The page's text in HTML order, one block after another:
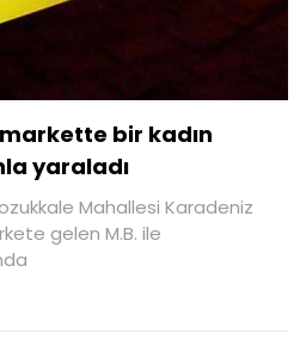
bir kadın
yaraladı
Mahallesi Karadeniz
gelen M.B. ile